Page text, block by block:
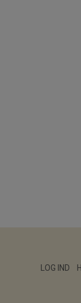
LOG IND